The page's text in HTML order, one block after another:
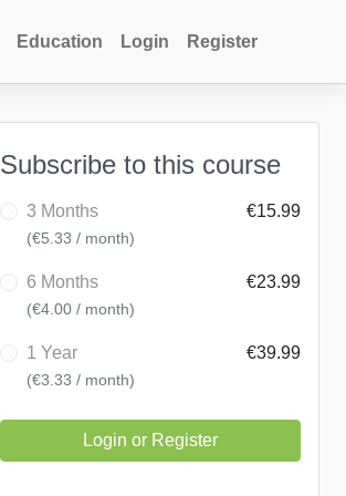
Education Login Register
Subscribe to this course
3 Months €15.99
(€5.33 / month)
6 Months €23.99
(€4.00 / month)
1 Year €39.99
(€3.33 / month)
Login or Register